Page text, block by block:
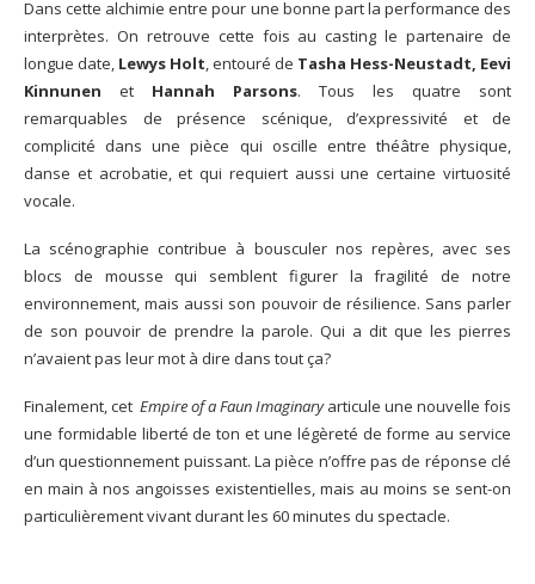
Dans cette alchimie entre pour une bonne part la performance des
interprètes. On retrouve cette fois au casting le partenaire de
longue date, Lewys Holt, entouré de Tasha Hess-Neustadt, Eevi
Kinnunen et Hannah Parsons. Tous les quatre sont
remarquables de présence scénique, d’expressivité et de
complicité dans une pièce qui oscille entre théâtre physique,
danse et acrobatie, et qui requiert aussi une certaine virtuosité
vocale.
La scénographie contribue à bousculer nos repères, avec ses
blocs de mousse qui semblent figurer la fragilité de notre
environnement, mais aussi son pouvoir de résilience. Sans parler
de son pouvoir de prendre la parole. Qui a dit que les pierres
n’avaient pas leur mot à dire dans tout ça?
Finalement, cet Empire of a Faun Imaginaryarticule une nouvelle fois
une formidable liberté de ton et une légèreté de forme au service
d’un questionnement puissant. La pièce n’offre pas de réponse clé
en main à nos angoisses existentielles, mais au moins se sent-on
particulièrement vivant durant les 60 minutes du spectacle.